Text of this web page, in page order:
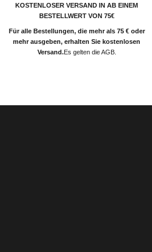
KOSTENLOSER VERSAND IN AB EINEM
BESTELLWERT VON 75€
Für alle Bestellungen, die mehr als 75 € oder
mehr ausgeben, erhalten Sie kostenlosen
Versand.Es gelten die AGB.